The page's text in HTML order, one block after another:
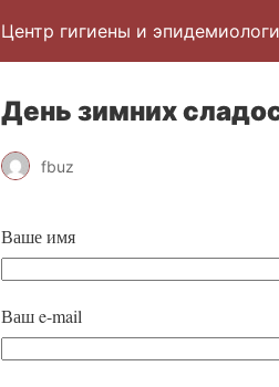
Центр гигиены и
День зимних
fbuz
Ваше имя
Ваш e-mail